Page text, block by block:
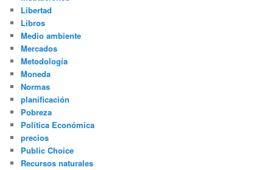
Libertad
Libros
Medio ambiente
Mercados
Metodología
Moneda
Normas
planificación
Pobreza
Política Económica
precios
Public Choice
Recursos naturales